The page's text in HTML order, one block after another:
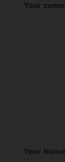
Your
Your Name